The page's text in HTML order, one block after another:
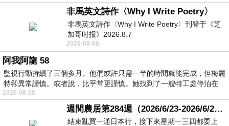
非馬英文詩作〈Why I Write Poetry〉
非馬英文詩作〈Why I Write Poetry〉刊登于《芝
加哥时报》2026.8.7
2026-08-08
阿我阿龍 58
監視行動持續了三個多月。他們或許只需一半的時間就能完成，但梅麗
特卻異常謹慎。或者說，比平常更謹慎。她找到了一艘特工處停泊在
2026-08-08
週間農居第284週（2026/6/23-2026/6/24) 夏至 金黃稻浪洋溢豐收喜悅
結束亂買一通日本行，接下來星期一三四都要上